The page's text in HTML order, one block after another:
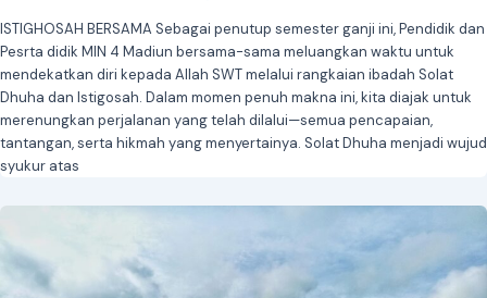
ISTIGHOSAH BERSAMA Sebagai penutup semester ganji ini, Pendidik dan
Pesrta didik MIN 4 Madiun bersama-sama meluangkan waktu untuk
mendekatkan diri kepada Allah SWT melalui rangkaian ibadah Solat
Dhuha dan Istigosah. Dalam momen penuh makna ini, kita diajak untuk
merenungkan perjalanan yang telah dilalui—semua pencapaian,
tantangan, serta hikmah yang menyertainya. Solat Dhuha menjadi wujud
syukur atas